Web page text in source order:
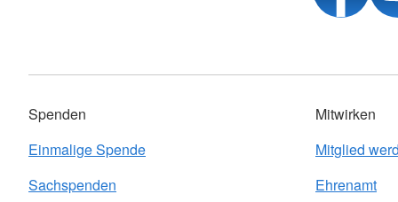
Spenden
Einmalige Spende
Sachspenden
Mitwirken
Mitglied
Ehrenamt